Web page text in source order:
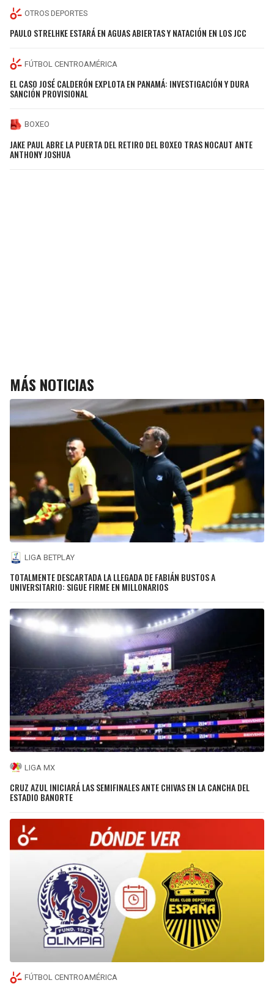
OTROS DEPORTES
PAULO STRELHKE ESTARÁ EN AGUAS ABIERTAS Y NATACIÓN EN LOS JCC
FÚTBOL CENTROAMÉRICA
EL CASO JOSÉ CALDERÓN EXPLOTA EN PANAMÁ: INVESTIGACIÓN Y DURA
SANCIÓN PROVISIONAL
BOXEO
JAKE PAUL ABRE LA PUERTA DEL RETIRO DEL BOXEO TRAS NOCAUT ANTE
ANTHONY JOSHUA
MÁS NOTICIAS
LIGA BETPLAY
TOTALMENTE DESCARTADA LA LLEGADA DE FABIÁN BUSTOS A
UNIVERSITARIO: SIGUE FIRME EN MILLONARIOS
LIGA MX
CRUZ AZUL INICIARÁ LAS SEMIFINALES ANTE CHIVAS EN LA CANCHA DEL
ESTADIO BANORTE
FÚTBOL CENTROAMÉRICA